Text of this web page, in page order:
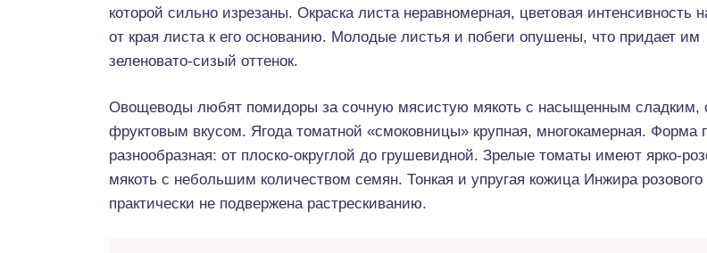
которой сильно изрезаны. Окраска листа неравномерная, цветовая интенсивность
от края листа к его основанию. Молодые листья и побеги опушены, что придает им
зеленовато-сизый оттенок.
Овощеводы любят помидоры за сочную мясистую мякоть с насыщенным сладким,
фруктовым вкусом. Ягода томатной «смоковницы» крупная, многокамерная. Форма
разнообразная: от плоско-округлой до грушевидной. Зрелые томаты имеют ярко-
мякоть с небольшим количеством семян. Тонкая и упругая кожица Инжира розового
практически не подвержена растрескиванию.